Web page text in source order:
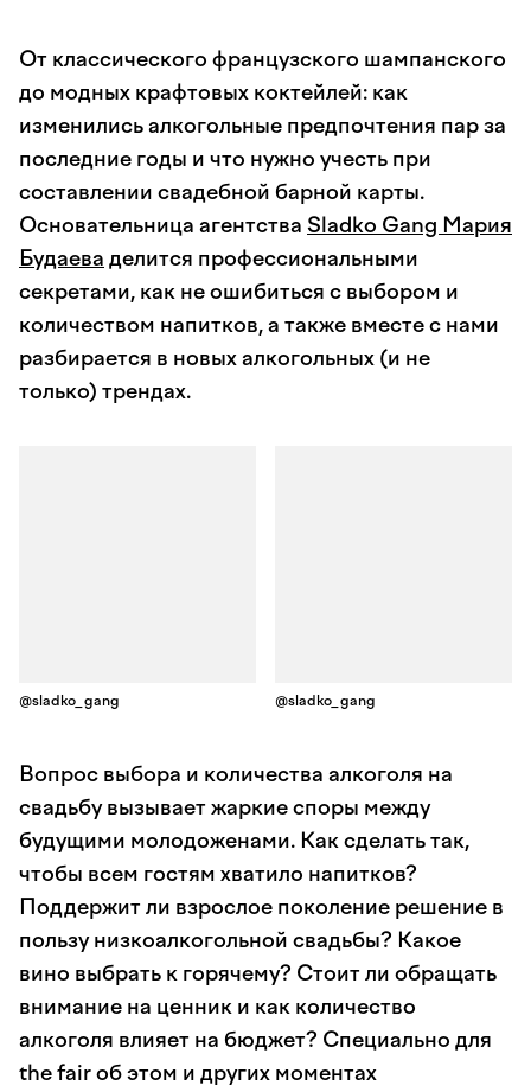
От классического французского шампанского
до модных крафтовых коктейлей: как
изменились алкогольные предпочтения пар за
последние годы и что нужно учесть при
составлении свадебной барной карты.
Основательница агентства Sladko Gang Мария
Будаева делится профессиональными
секретами, как не ошибиться с выбором и
количеством напитков, а также вместе с нами
разбирается в новых алкогольных (и не
только) трендах.
@sladko_gang @sladko_gang
Вопрос выбора и количества алкоголя на
свадьбу вызывает жаркие споры между
будущими молодоженами. Как сделать так,
чтобы всем гостям хватило напитков?
Поддержит ли взрослое поколение решение в
пользу низкоалкогольной свадьбы? Какое
вино выбрать к горячему? Стоит ли обращать
внимание на ценник и как количество
алкоголя влияет на бюджет? Специально для
the fair об этом и других моментах